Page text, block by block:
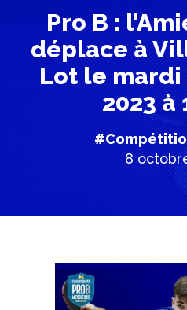
Pro B :
déplace à
Lot le
2023 à
8